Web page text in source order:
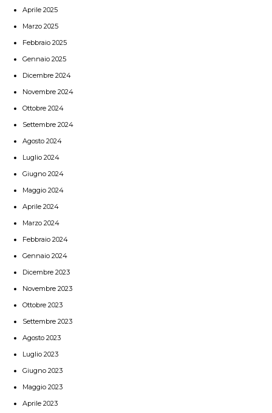
Aprile 2025
Marzo 2025
Febbraio 2025
Gennaio 2025
Dicembre 2024
Novembre 2024
Ottobre 2024
Settembre 2024
Agosto 2024
Luglio 2024
Giugno 2024
Maggio 2024
Aprile 2024
Marzo 2024
Febbraio 2024
Gennaio 2024
Dicembre 2023
Novembre 2023
Ottobre 2023
Settembre 2023
Agosto 2023
Luglio 2023
Giugno 2023
Maggio 2023
Aprile 2023